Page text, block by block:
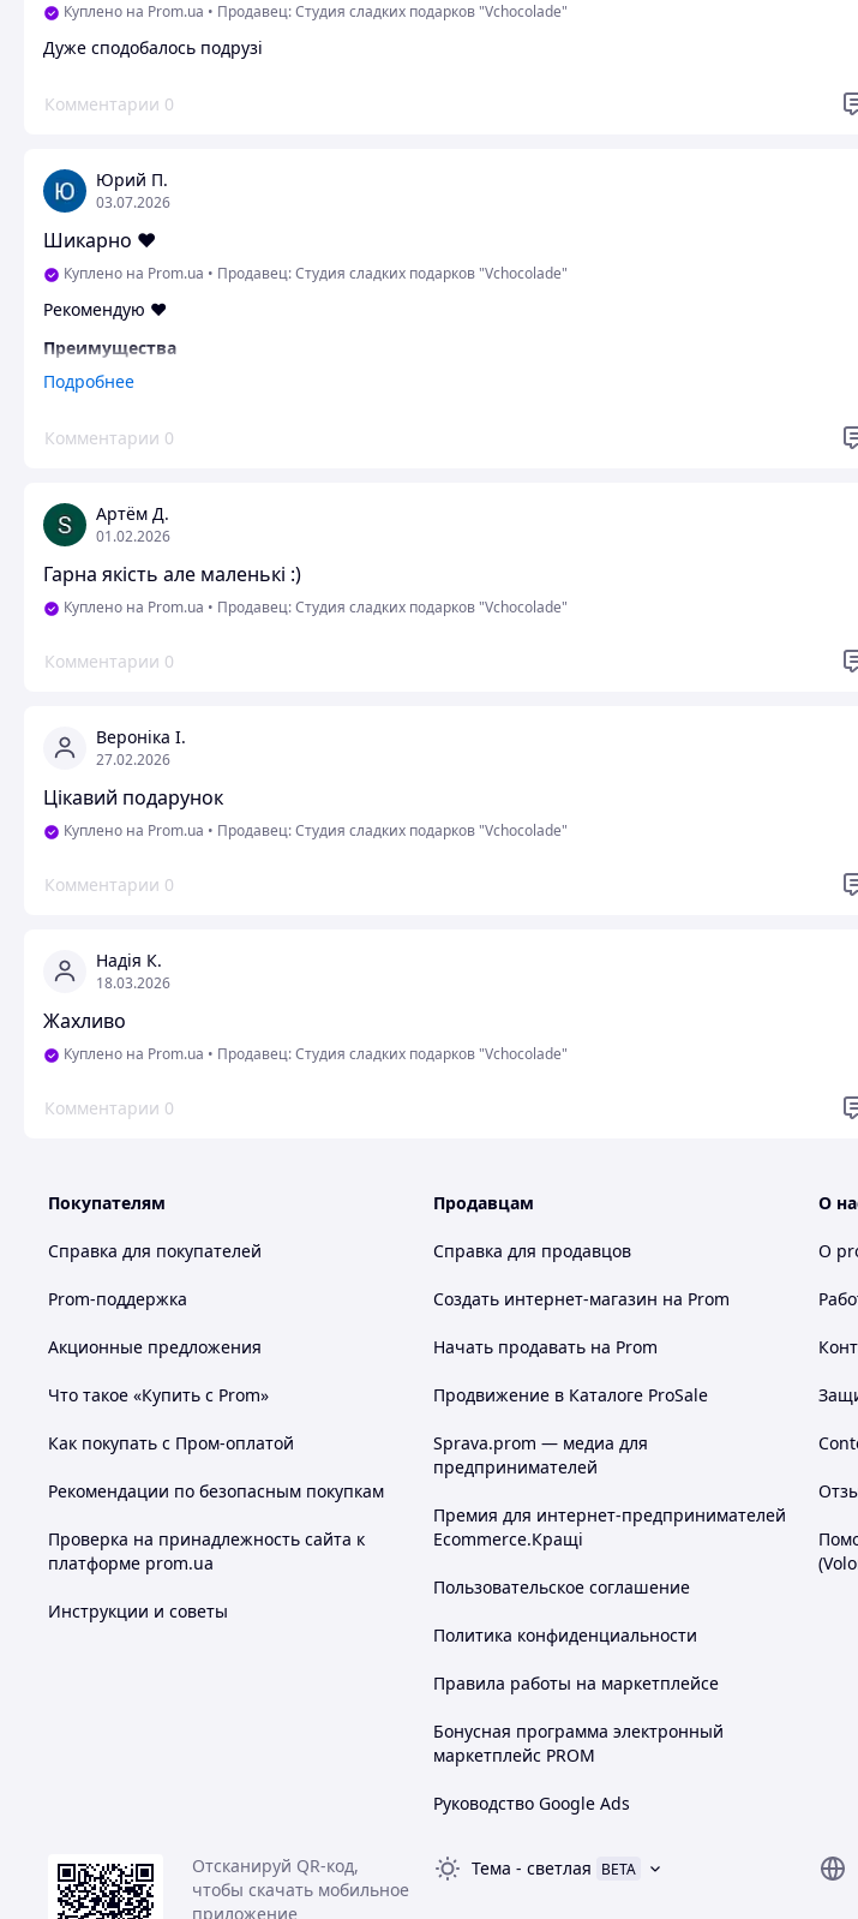
Куплено на Prom.ua • Продавец: Студия сладких подарков "Vchocolade"
Дуже сподобалось подрузі
Комментарии 0
Юрий П.
03.07.2026
Шикарно ♥️
Куплено на Prom.ua • Продавец: Студия сладких подарков "Vchocolade"
Рекомендую ♥️
Преимущества
Все ♥️
Немае
Подробнее
Комментарии 0
Артём Д.
01.02.2026
Гарна якість але маленькі :)
Куплено на Prom.ua • Продавец: Студия сладких подарков "Vchocolade"
Комментарии 0
Вероніка І.
27.02.2026
Цікавий подарунок
Куплено на Prom.ua • Продавец: Студия сладких подарков "Vchocolade"
Комментарии 0
Надія К.
18.03.2026
Жахливо
Куплено на Prom.ua • Продавец: Студия сладких подарков "Vchocolade"
Комментарии 0
Покупателям
Справка для покупателей
Prom-поддержка
Акционные предложения
Что такое «Купить с Prom»
Как покупать с Пром-оплатой
Рекомендации по безопасным покупкам
Проверка на принадлежность сайта к
платформе prom.ua
Инструкции и советы
Продавцам
Справка для продавцов
Создать интернет-магазин на Prom
Начать продавать на Prom
Продвижение в Каталоге ProSale
Sprava.prom — медиа для
предпринимателей
Премия для интернет-предпринимателей
Ecommerce.Кращі
Пользовательское соглашение
Политика конфиденциальности
Правила работы на маркетплейсе
Бонусная программа электронный
маркетплейс PROM
Руководство Google Ads
О
О
Отсканируй QR-код,
чтобы скачать мобильное
приложение
Тема - светлая BETA